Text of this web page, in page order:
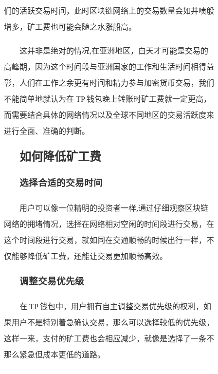
们的活跃交易时间，此时区块链网络上的交易数量会如井喷般
增多，矿工费也可能会随之水涨船高。
这并非是绝对的情况,在亚洲地区，白天才可能是交易的
高峰期，因为这个时间段与亚洲国家的工作和生活时间相得益
彰，人们在工作之余更有时间和精力参与加密货币交易，我们
不能简单地就认为在 TP 钱包晚上转账时矿工费就一定更高，
而需要结合具体的网络情况以及全球不同地区的交易活跃度来
进行全面、准确的判断。
如何降低矿工费
选择合适的交易时间
用户可以像一位精明的投资者一样,通过仔细观察区块链
网络的拥堵情况，选择在网络相对空闲的时间段进行交易，在
这个时间段进行交易，就如同在交通顺畅的时候出行一样，不
仅能够降低矿工费，还能让交易更加顺畅高效。
调整交易优先级
在 TP 钱包中，用户拥有自主调整交易优先级的权利，如
果用户不是特别着急确认交易，那么可以选择较低的优先级，
这样一来，支付的矿工费也会相应减少，就像是选择了一条不
那么紧急但成本更低的道路。